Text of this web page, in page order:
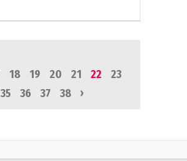
18 19 20 21 22
23
35 36 37 38 ›